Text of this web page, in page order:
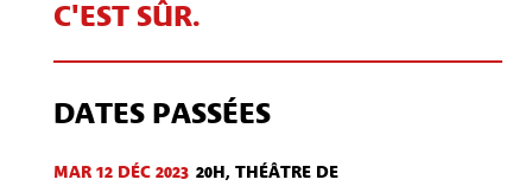
C'EST SÛR.
DATES PASSÉES
MAR 12 DÉC 2023 20H, THÉÂTRE DE